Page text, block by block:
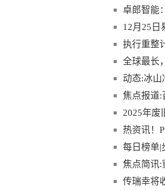
卓郎智能
12月25日
纪、中芯
执行重整
全球最长
动态:冰山
项目
焦点报道:
2025年废
热资讯！
每日榜单|
焦点简讯:
传瑞幸将